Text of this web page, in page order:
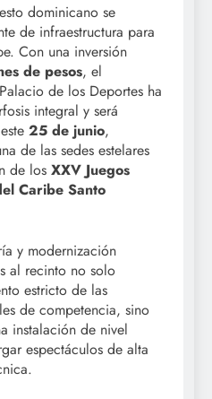
dominicano se
de infraestructura para
Con una inversión
de pesos, el
de los Deportes ha
integral y será
25 de junio,
de las sedes estelares
de los XXV Juegos
Caribe Santo
y modernización
al recinto no solo
estricto de las
de competencia, sino
instalación de nivel
espectáculos de alta